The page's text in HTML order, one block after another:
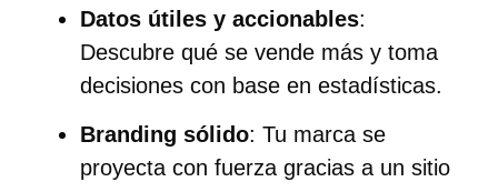
Datos útiles y accionables:
Descubre qué se vende más y toma
decisiones con base en estadísticas.
Branding sólido: Tu marca se
proyecta con fuerza gracias a un sitio